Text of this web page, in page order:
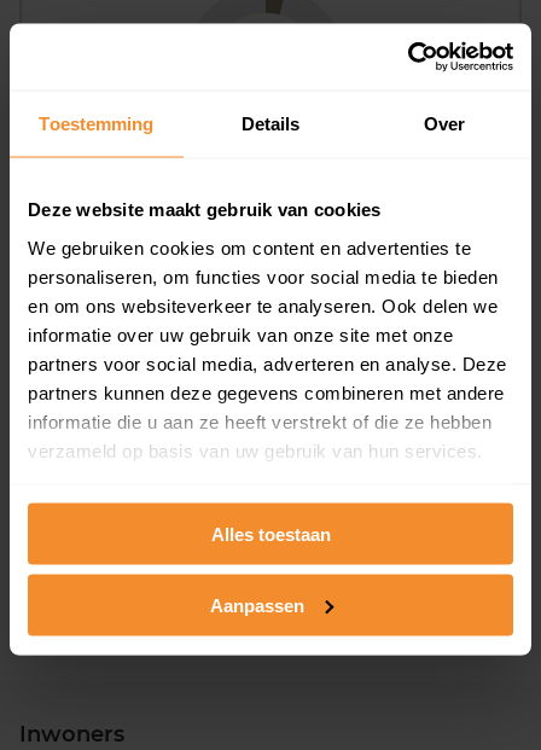
Toestemming Details Over
Deze website maakt gebruik van cookies
We gebruiken cookies om content en advertenties te
personaliseren, om functies voor social media te bieden
en om ons websiteverkeer te analyseren. Ook delen we
informatie over uw gebruik van onze site met onze
partners voor social media, adverteren en analyse. Deze
partners kunnen deze gegevens combineren met andere
informatie die u aan ze heeft verstrekt of die ze hebben
verzameld op basis van uw gebruik van hun services.
Alles toestaan
Aanpassen
Bouwjaar
T/m 1945
14%
1946 - 1980
47%
Inwoners